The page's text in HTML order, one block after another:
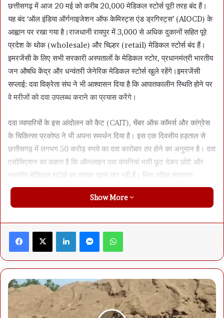
छत्तीसगढ़ में आज 20 मई को करीब 20,000 मेडिकल स्टोर्स पूरी तरह बंद हैं।
यह बंद ‘ऑल इंडिया ऑर्गनाइजेशन ऑफ केमिस्ट्स एंड ड्रगिस्ट्स’ (AIOCD) के
आह्वान पर रखा गया है।राजधानी रायपुर में 3,000 से अधिक दुकानों सहित पूरे
प्रदेश के थोक (wholesale) और चिल्हर (retail) मेडिकल स्टोर्स बंद हैं।
इमरजेंसी के लिए सभी सरकारी अस्पतालों के मेडिकल स्टोर, प्रधानमंत्री भारतीय
जन औषधि केंद्र और धन्वंतरी जेनेरिक मेडिकल स्टोर्स खुले रहेंगे।इमरजेंसी
सप्लाई: दवा विक्रेता संघ ने भी आश्वासन दिया है कि आपातकालीन स्थिति होने पर
वे मरीजों को दवा उपलब्ध कराने का प्रयास करेंगे।
दवा व्यापारियों के इस आंदोलन को कैट (CAIT), चेंबर ऑफ कॉमर्स और कांग्रेस
के चिकित्सा प्रकोष्ठ ने भी अपना समर्थन दिया है। इस एक दिवसीय हड़ताल से
छत्तीसगढ़ में लगभग 50 करोड़ रुपये का दवा कारोबार ठप होने का अनुमान है। दवा
एसोसिएशन का कहना है कि ऑनलाइन दवा कंपनियां भारी छूट देकर छोटे और
स्थानीय मेडिकल स्टोर्स का व्यापार खत्म कर रही हैं। बिना उचित सत्यापन
(prescription check) के दवाइयाँ बेचने से स्वास्थ्य व्यवस्था पर बुरा असर
पड़ रहा है। संगठन की मांग है कि सरकार GSR 220(E) और GSR 817(E)
Show More
Facebook X LinkedIn